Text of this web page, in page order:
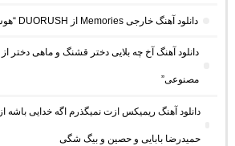
دانلود آهنگ خارجی Memories از DUORUSH “هوش مصنوعی ترند اینستا”
دانلود آهنگ آخ چه بلایی دختر قشنگ و ماهی
مصنوعی”
دانلود آهنگ ریمیکس ازت نمیگذرم اگه خدایی باشه
حمیدرضا بابایی و حصین و بیگ شگی